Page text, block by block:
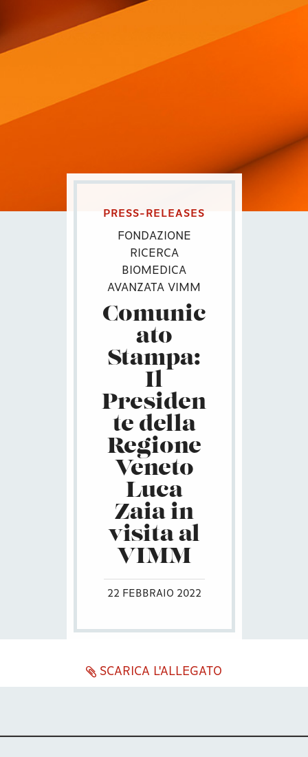
PRESS-RELEASES
FONDAZIONE
RICERCA
BIOMEDICA
AVANZATA VIMM
Comunic
ato
Stampa:
Il
Presiden
te della
Regione
Veneto
Luca
Zaia in
visita al
VIMM
22 FEBBRAIO 2022
SCARICA L'ALLEGATO